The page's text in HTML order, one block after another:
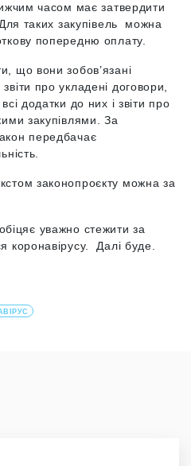
часом має затвердити
таких закупівель можна
попередню оплату.
що вони зобов’язані
про укладені договори,
додатки до них і звіти про
закупівлями. За
передбачає
законопроєкту можна за
уважно стежити за
коронавірусу. Далі буде.